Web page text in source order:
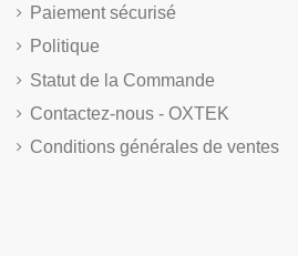
Paiement sécurisé
Politique
Statut de la Commande
Contactez-nous - OXTEK
Conditions générales de ventes